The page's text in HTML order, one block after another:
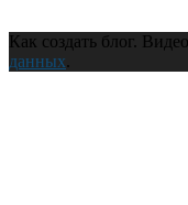
Как создать блог.
данных.